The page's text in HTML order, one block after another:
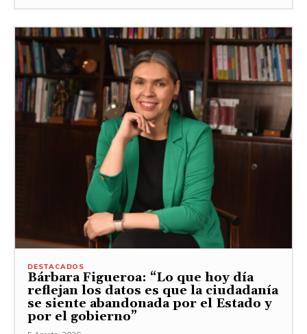
DESTACADOS
Bárbara Figueroa: “Lo que hoy día
reflejan los datos es que la ciudadanía
se siente abandonada por el Estado y
por el gobierno”